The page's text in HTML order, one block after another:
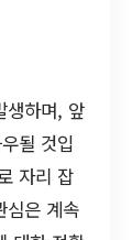
생하며, 앞
될 것입
자리 잡
심은 계속